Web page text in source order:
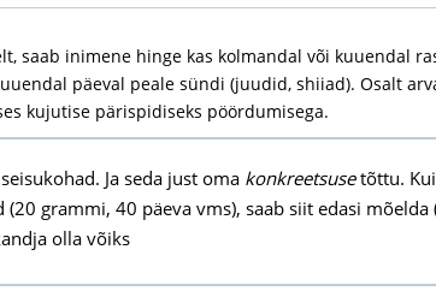
saab inimene hinge kas kolmandal või kuuendal
päeval peale sündi (juudid, shiiad). Osalt
kujutise pärispidiseks pöördumisega.
Ja seda just oma konkreetsusetõttu. Kui
grammi, 40 päeva vms), saab siit edasi
olla võiks